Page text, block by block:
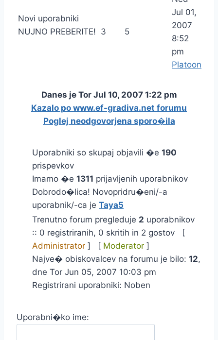
Novi uporabniki
NUJNO PREBERITE! 3 5
Jul 01,
2007
8:52
pm
Platoon
Danes je Tor Jul 10, 2007 1:22 pm
Kazalo po www.ef-gradiva.net forumu
Poglej neodgovorjena sporo�ila
Uporabniki so skupaj objavili �e 190
prispevkov
Imamo �e 1311 prijavljenih uporabnikov
Dobrodo�lica! Novopridru�eni/-a
uporabnik/-ca je Taya5
Trenutno forum pregleduje 2 uporabnikov
:: 0 registriranih, 0 skritih in 2 gostov [
Administrator ] [ Moderator ]
Najve� obiskovalcev na forumu je bilo: 12,
dne Tor Jun 05, 2007 10:03 pm
Registrirani uporabniki: Noben
Uporabni�ko ime: